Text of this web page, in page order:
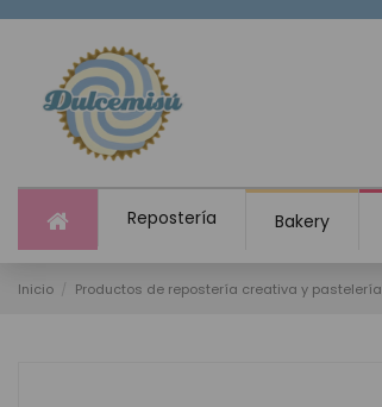
Repostería Bakery
Inicio Productos de repostería creativa y pastelería